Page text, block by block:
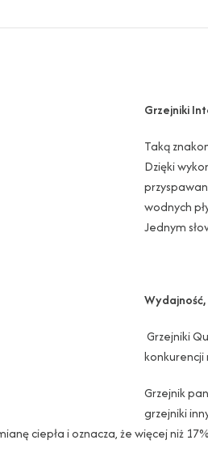
Grzejniki
Taką
Dzięki
wodnych
Jednym
Grzejniki
konkurencji
Grzejnik
grzejniki
ciepła i oznacza, że ​​więcej niż